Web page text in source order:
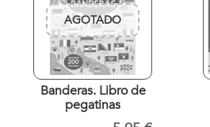
AGOTADO
Banderas. Libro de
pegatinas